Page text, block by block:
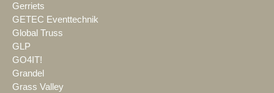
Gerriets
GETEC Eventtechnik
Global Truss
GLP
GO4IT!
Grandel
Grass Valley